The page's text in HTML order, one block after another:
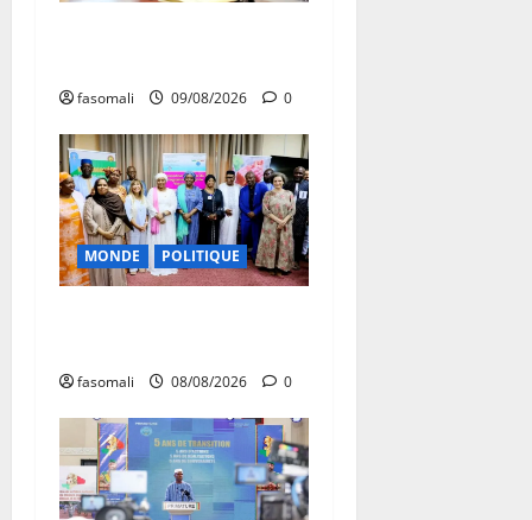
fasomali 09/08/2026 0
MONDE POLITIQUE
fasomali 08/08/2026 0